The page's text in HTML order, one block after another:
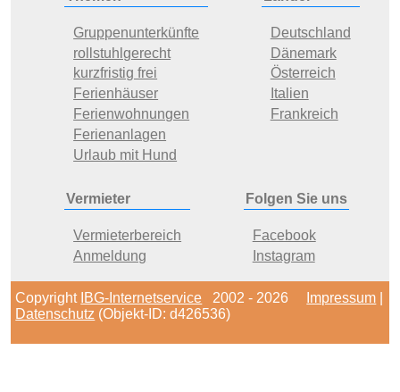
Gruppenunterkünfte
rollstuhlgerecht
kurzfristig frei
Ferienhäuser
Ferienwohnungen
Ferienanlagen
Urlaub mit Hund
Deutschland
Dänemark
Österreich
Italien
Frankreich
Vermieter
Vermieterbereich
Anmeldung
Folgen Sie uns
Facebook
Instagram
Copyright IBG-Internetservice 2002 - 2026 Impressum
Datenschutz (Objekt-ID: d426536)